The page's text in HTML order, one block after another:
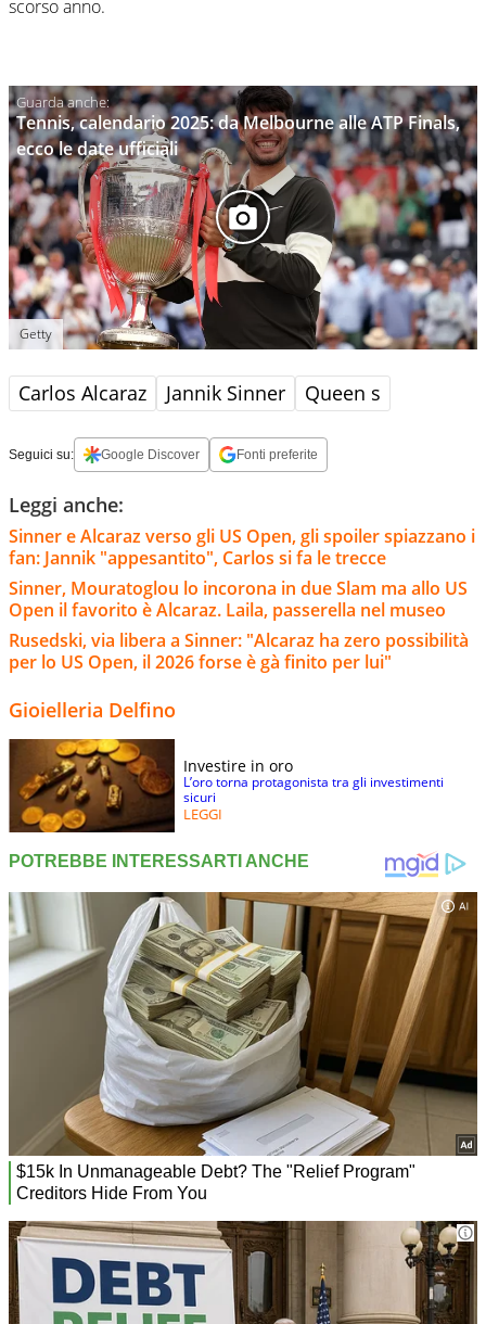
scorso anno.
Tennis, calendario 2025: da Melbourne alle ATP Finals,
ecco le date ufficiali
Getty
Carlos Alcaraz Jannik Sinner Queen s
Seguici su: Google Discover Fonti preferite
Leggi anche:
Sinner e Alcaraz verso gli US Open, gli spoiler spiazzano i
fan: Jannik "appesantito", Carlos si fa le trecce
Sinner, Mouratoglou lo incorona in due Slam ma allo US
Open il favorito è Alcaraz. Laila, passerella nel museo
Rusedski, via libera a Sinner: "Alcaraz ha zero possibilità
per lo US Open, il 2026 forse è gà finito per lui"
Gioielleria Delfino
Investire in oro
L’oro torna protagonista tra gli investimenti
sicuri
LEGGI